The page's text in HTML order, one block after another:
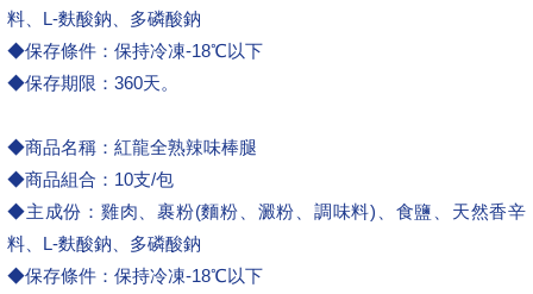
料、L-麩酸鈉、多磷酸鈉
◆保存條件：保持冷凍-18℃以下
◆保存期限：360天。
◆商品名稱：紅龍全熟辣味棒腿
◆商品組合：10支/包
◆主成份：雞肉、裹粉(麵粉、澱粉、調味料)、食鹽、天然香辛
料、L-麩酸鈉、多磷酸鈉
◆保存條件：保持冷凍-18℃以下